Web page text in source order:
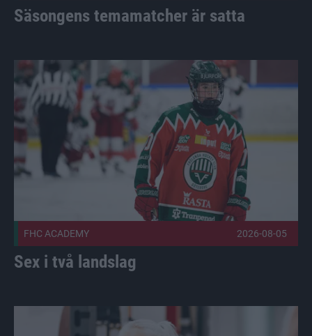
Säsongens temamatcher är satta
Sex i två landslag Publicerad 2026-08-05
FHC ACADEMY 2026-08-05
Sex i två landslag